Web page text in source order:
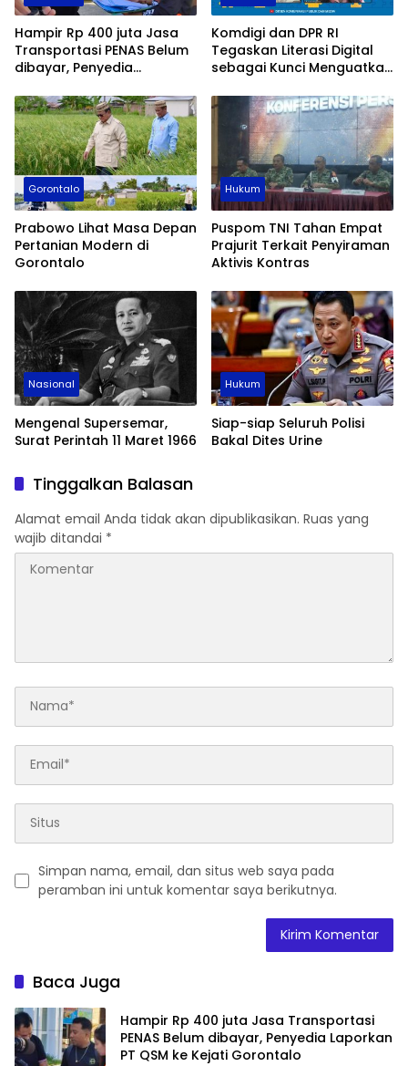
Hampir Rp 400 juta Jasa
Transportasi PENAS Belum
dibayar, Penyedia
Gorontalo
Komdigi dan DPR RI
Tegaskan Literasi Digital
sebagai Kunci Menguatkan
Era Digital
Gorontalo
Prabowo Lihat Masa Depan
Pertanian Modern di
Gorontalo
Hukum
Puspom TNI Tahan Empat
Prajurit Terkait Penyiraman
Aktivis Kontras
Nasional
Mengenal Supersemar,
Surat Perintah 11 Maret 1966
Hukum
Siap-siap Seluruh Polisi
Bakal Dites Urine
Tinggalkan Balasan
Alamat email Anda tidak akan dipublikasikan. Ruas yang
wajib ditandai *
Simpan nama, email, dan situs web saya pada
peramban ini untuk komentar saya berikutnya.
Baca Juga
Hampir Rp 400 juta Jasa Transportasi
PENAS Belum dibayar, Penyedia Laporkan
PT QSM ke Kejati Gorontalo